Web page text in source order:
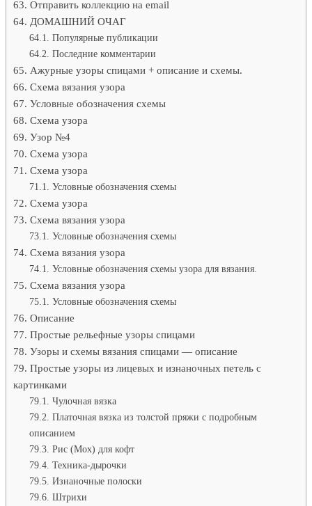
Отправить коллекцию на email
ДОМАШНИЙ ОЧАГ
Популярные публикации
Последние комментарии
Ажурные узоры спицами + описание и схемы.
Схема вязания узора
Условные обозначения схемы
Схема узора
Узор №4
Схема узора
Схема узора
Условные обозначения схемы
Схема узора
Схема вязания узора
Условные обозначения схемы
Схема вязания узора
Условные обозначения схемы узора для вязания.
Схема вязания узора
Условные обозначения схемы
Описание
Простые рельефные узоры спицами
Узоры и схемы вязания спицами — описание
Простые узоры из лицевых и изнаночных петель с
картинками
Чулочная вязка
Платочная вязка из толстой пряжи с подробным
описанием
Рис (Мох) для кофт
Техника-дырочки
Изнаночные полоски
Штрихи